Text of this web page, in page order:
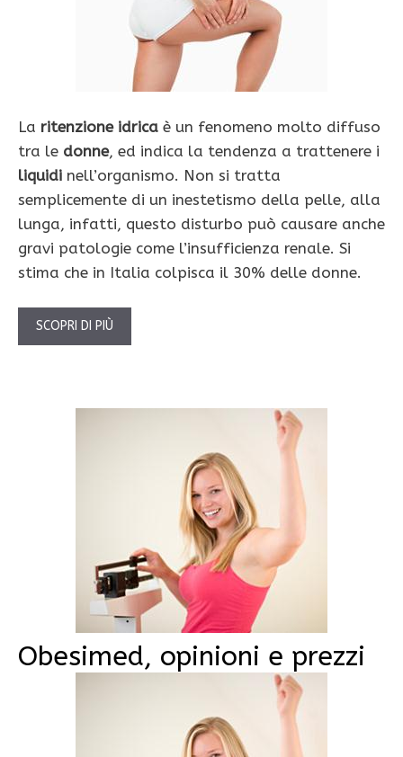
La ritenzione idrica è un fenomeno molto diffuso
tra le donne, ed indica la tendenza a trattenere i
liquidi nell’organismo. Non si tratta
semplicemente di un inestetismo della pelle, alla
lunga, infatti, questo disturbo può causare anche
gravi patologie come l’insufficienza renale. Si
stima che in Italia colpisca il 30% delle donne.
SCOPRI DI PIÙ
Obesimed, opinioni e prezzi